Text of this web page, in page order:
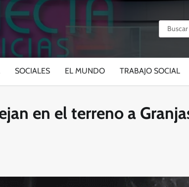
Buscar:
SOCIALES EL MUNDO TRABAJO SOCIAL
en el terreno a